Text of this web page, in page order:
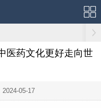
医药文化更好走向世
2024-05-17